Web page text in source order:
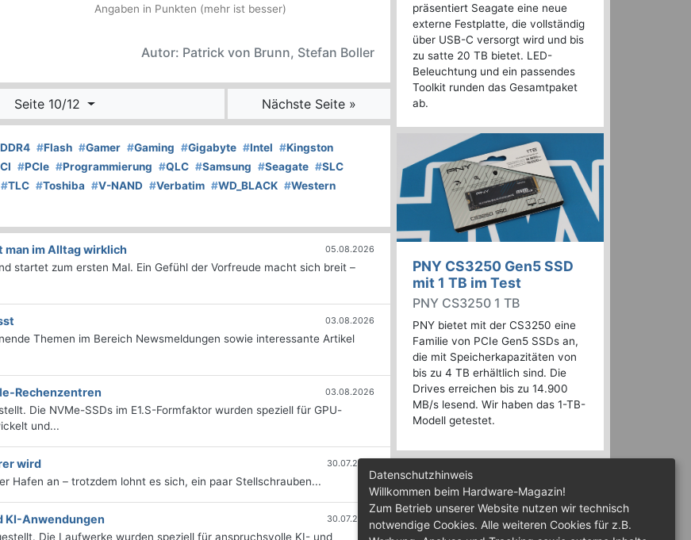
Angaben in Punkten (mehr ist besser)
Autor: Patrick von Brunn, Stefan Boller
Seite 10/12 Nächste Seite »
DDR4 #Flash #Gamer #Gaming #Gigabyte #Intel #Kingston
#PCIe #Programmierung #QLC #Samsung #Seagate #SLC
#TLC #Toshiba #V-NAND #Verbatim #WD_BLACK #Western
man im Alltag wirklich 05.08.2026
startet zum ersten Mal. Ein Gefühl der Vorfreude macht sich breit –
03.08.2026
Themen im Bereich Newsmeldungen sowie interessante Artikel
Rechenzentren 03.08.2026
Die NVMe-SSDs im E1.S-Formfaktor wurden speziell für GPU-
und...
wird 30.07.2026
Hafen an – trotzdem lohnt es sich, ein paar Stellschrauben...
KI-Anwendungen 30.07.2026
Die Laufwerke wurden speziell für anspruchsvolle KI- und
präsentiert Seagate eine neue
externe Festplatte, die vollständig
über USB-C versorgt wird und bis
zu satte 20 TB bietet. LED-
Beleuchtung und ein passendes
Toolkit runden das Gesamtpaket
ab.
PNY CS3250 Gen5 SSD
mit 1 TB im Test
PNY CS3250 1 TB
PNY bietet mit der CS3250 eine
Familie von PCIe Gen5 SSDs an,
die mit Speicherkapazitäten von
bis zu 4 TB erhältlich sind. Die
Drives erreichen bis zu 14.900
MB/s lesend. Wir haben das 1-TB-
Modell getestet.
Datenschutzhinweis
Willkommen beim Hardware-Magazin!
Zum Betrieb unserer Website nutzen wir technisch
notwendige Cookies. Alle weiteren Cookies für z.B.